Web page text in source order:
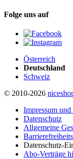
Folge uns auf
Österreich
Deutschland
Schweiz
© 2010-2026
Impressum
Datenschutz
Allgemeine
Datenschutz-
Abo-Verträge